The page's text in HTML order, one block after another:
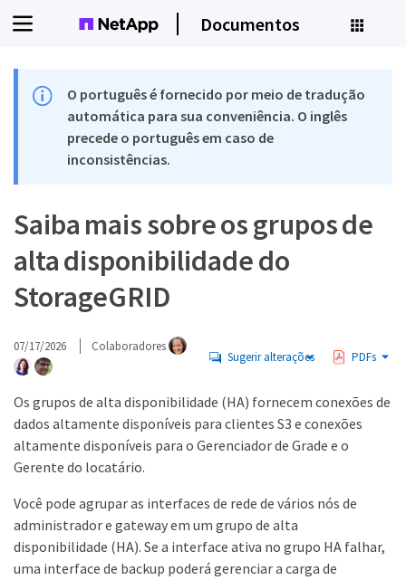
Documentos
O português é fornecido por meio de tradução
automática para sua conveniência. O inglês
precede o português em caso de
inconsistências.
Saiba mais sobre os grupos de
alta disponibilidade do
StorageGRID
07/17/2026 Colaboradores
Sugerir alterações PDFs
Os grupos de alta disponibilidade (HA) fornecem conexões de
dados altamente disponíveis para clientes S3 e conexões
altamente disponíveis para o Gerenciador de Grade e o
Gerente do locatário.
Você pode agrupar as interfaces de rede de vários nós de
administrador e gateway em um grupo de alta
disponibilidade (HA). Se a interface ativa no grupo HA falhar,
uma interface de backup poderá gerenciar a carga de